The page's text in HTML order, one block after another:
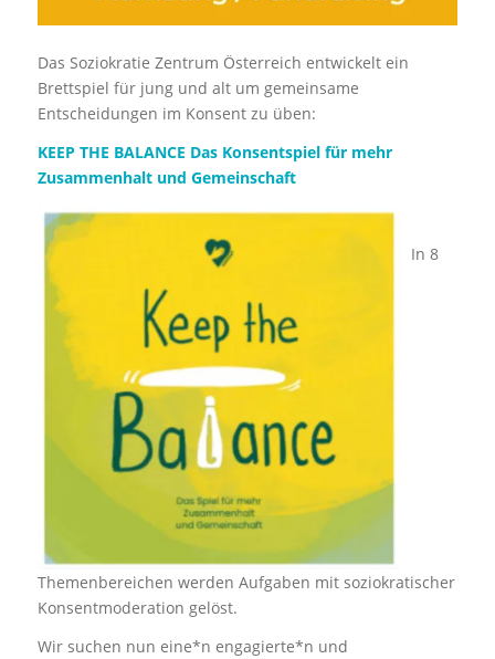
Das Soziokratie Zentrum Österreich entwickelt ein
Brettspiel für jung und alt um gemeinsame
Entscheidungen im Konsent zu üben:
KEEP THE BALANCE Das Konsentspiel für mehr
Zusammenhalt und Gemeinschaft
In 8
Themenbereichen werden Aufgaben mit soziokratischer
Konsentmoderation gelöst.
Wir suchen nun eine*n engagierte*n und